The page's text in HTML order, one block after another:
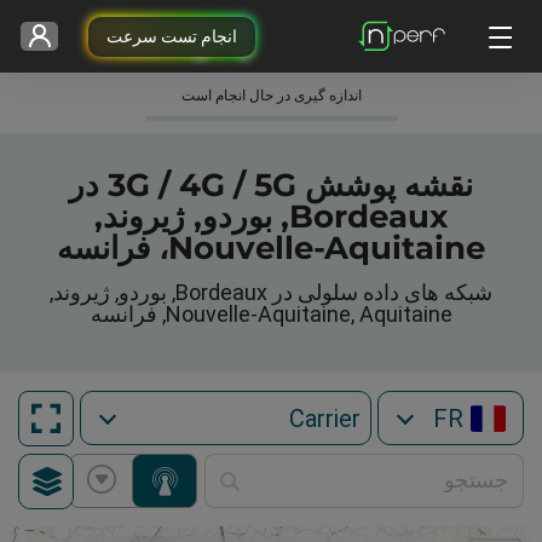
انجام تست سرعت
اندازه گیری در حال انجام است
نقشه پوشش 3G / 4G / 5G در
Bordeaux, بوردو, ژیروند,
Nouvelle-Aquitaine، فرانسه
شبکه های داده سلولی در Bordeaux, بوردو, ژیروند,
Nouvelle-Aquitaine, Aquitaine, فرانسه
FR